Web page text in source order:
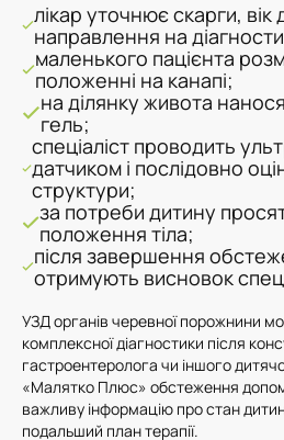
лікар уточнює скарги,
направлення на
маленького пацієнта
положенні на канапі;
на ділянку живота
гель;
спеціаліст проводить
датчиком і послідовно
структури;
за потреби дитину
положення тіла;
після завершення
отримують висновок
УЗД органів черевної порожнини
комплексної діагностики після
гастроентеролога чи іншого
«Малятко Плюс» обстеження
важливу інформацію про стан
подальший план терапії.